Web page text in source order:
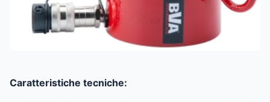
Caratteristiche tecniche: